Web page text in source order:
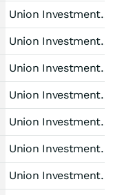
Union Investment Lux
Union Investment Lux
Union Investment Lux
Union Investment Lux
Union Investment Lux
Union Investment Lux
Union Investment Lux